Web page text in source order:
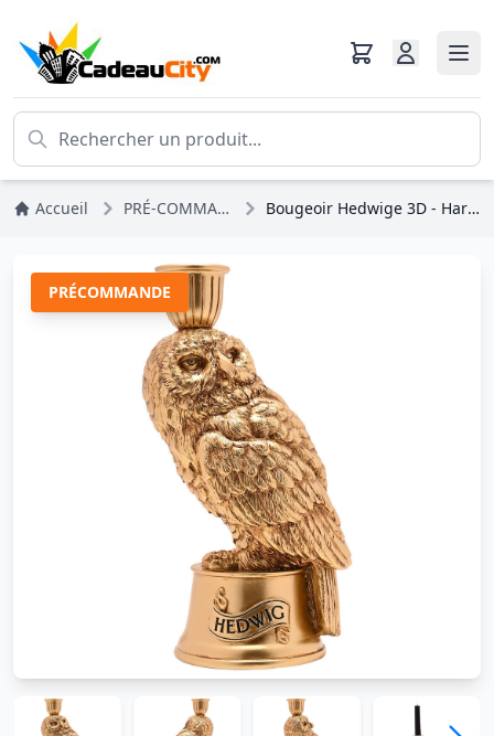
Accueil PRÉ-COMMANDES Bougeoir Hedwige 3D - Harry Potter
PRÉCOMMANDE